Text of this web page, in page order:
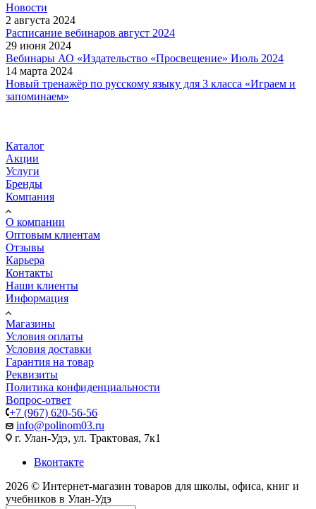
Новости
2 августа 2024
Расписание вебинаров август 2024
29 июня 2024
Вебинары АО «Издательство «Просвещение» Июль 2024
14 марта 2024
Новый тренажёр по русскому языку для 3 класса «Играем и
запоминаем»
Каталог
Акции
Услуги
Бренды
Компания
О компании
Оптовым клиентам
Отзывы
Карьера
Контакты
Наши клиенты
Информация
Магазины
Условия оплаты
Условия доставки
Гарантия на товар
Реквизиты
Политика конфиденциальности
Вопрос-ответ
+7 (967) 620-56-56
info@polinom03.ru
г. Улан-Удэ, ул. Трактовая, 7к1
Вконтакте
2026 © Интернет-магазин товаров для школы, офиса, книг и
учебников в Улан-Удэ